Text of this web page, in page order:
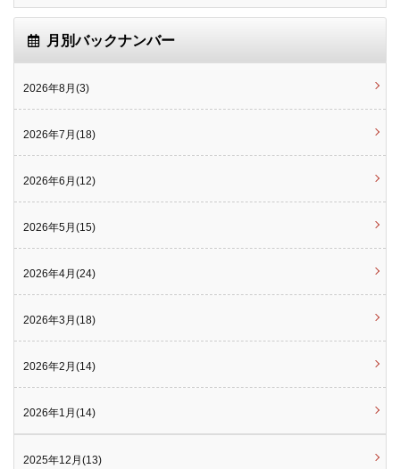
月別バックナンバー
2026年8月(3)
2026年7月(18)
2026年6月(12)
2026年5月(15)
2026年4月(24)
2026年3月(18)
2026年2月(14)
2026年1月(14)
2025年12月(13)